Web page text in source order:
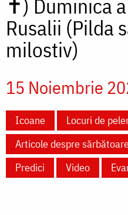
✝) Duminica
Rusalii (Pilda
milostiv)
15 Noiembrie
Icoane
Locuri de
Articole despre
Predici
Video